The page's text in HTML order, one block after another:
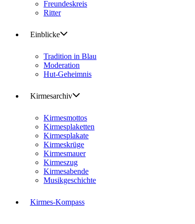
Freundeskreis
Ritter
Einblicke
Tradition in Blau
Moderation
Hut-Geheimnis
Kirmesarchiv
Kirmesmottos
Kirmesplaketten
Kirmesplakate
Kirmeskrüge
Kirmesmauer
Kirmeszug
Kirmesabende
Musikgeschichte
Kirmes-Kompass